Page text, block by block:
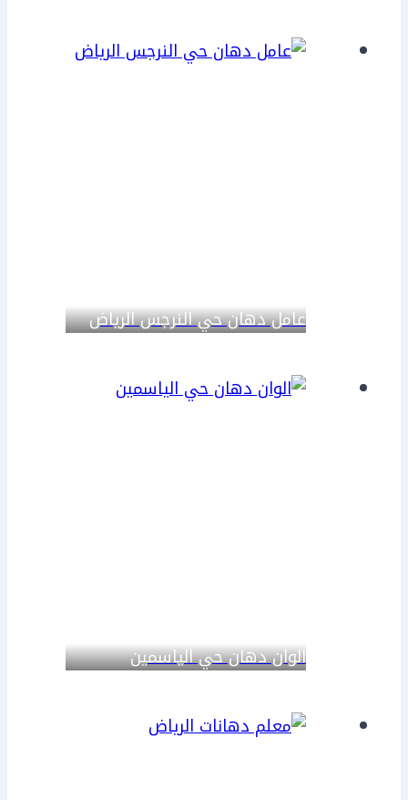
عامل دهان حي النرجس الرياض
الوان دهان حي الياسمين